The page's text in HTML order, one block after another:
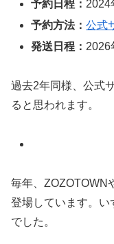
予約日程： 2024
予約方法：公式
発送日程： 2026
過去2年同様、公式
ると思われます。
毎年、ZOZOTOWN
登場しています。い
でした。